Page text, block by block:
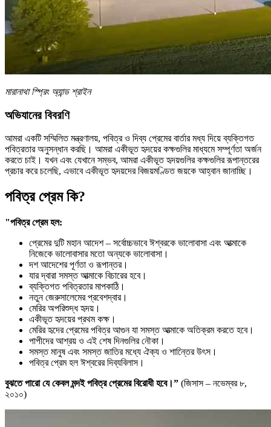
মারানাথা স্প্রিং অ্যান্ড শ্রাইন
অভিযানের বিবরণি
আমরা একটি সম্মিলিত মন্ত্রণালয়, পবিত্র ও দিব্য প্রেমের বার্তার মধ্য দিয়ে ব্যক্তিগত
পবিত্রতার অনুসন্ধান করছি। আমরা একীভূত হৃদয়ের কক্ষগুলির মাধ্যমে সম্পূর্ণতা অর্জন
করতে চাই। যখন এবং যেখানে সম্ভব, আমরা একীভূত হৃদয়গুলির কক্ষগুলির রূপান্তরের
প্রচার করে চলেছি, এভাবে একীভূত হৃদয়দের বিজয়মণ্ডিত জয়কে আহ্বান জানাচ্ছি।
পবিত্র প্রেম কি?
"পবিত্র প্রেম হল:
প্রেমের দুটি মহান আদেশ – সর্বোচ্চভাবে ঈশ্বরকে ভালোবাসা এবং আত্মাকে
নিজেকে ভালোবাসার মতো অন্যকে ভালোবাসা।
দশ আদেশের পূর্ণতা ও রূপান্তর।
যার দ্বারা সমস্ত আত্মাকে বিচারের হবে।
ব্যক্তিগত পবিত্রতার মাপকাঠি।
নতুন জেরুসালেমের প্রবেশদ্বার।
মেরির অপরিশুদ্ধ হৃদয়।
একীভূত হৃদয়ের প্রথম কক্ষ।
মেরির হৃদের প্রেমের পবিত্র আগুন যা সমস্ত আত্মাকে অতিক্রম করতে হবে।
পাপীদের আশ্রয় ও এই শেষ দিনগুলির নৌকা।
সমস্ত মানুষ এবং সমস্ত জাতির মধ্যে ঐক্য ও শান্তিের উৎস।
পবিত্র প্রেম হল ঈশ্বরের দিব্যবিলাস।
বুঝতে পারো যে কেবল মন্দই পবিত্র প্রেমের বিরোধী হবে।” (জিসাস – নভেম্বর ৮,
২০১০)